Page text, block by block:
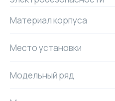
Материал корпуса
Место установки
Модельный ряд